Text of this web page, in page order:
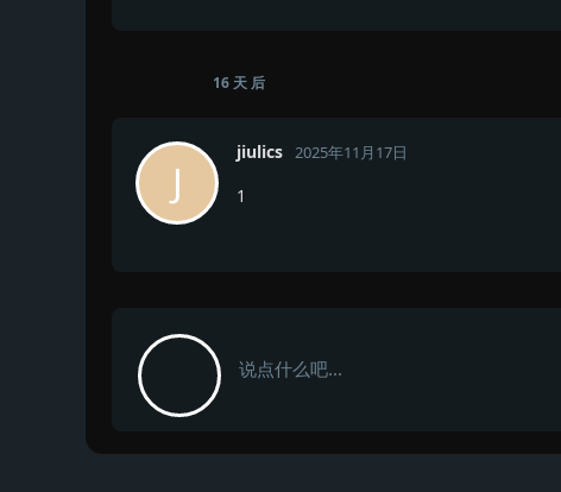
16 天 后
J
jiulics 2025年11月17日
1
说点什么吧...